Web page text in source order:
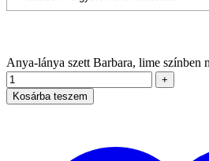
Anya-lánya szett Barbara, lime színben
+
Kosárba teszem